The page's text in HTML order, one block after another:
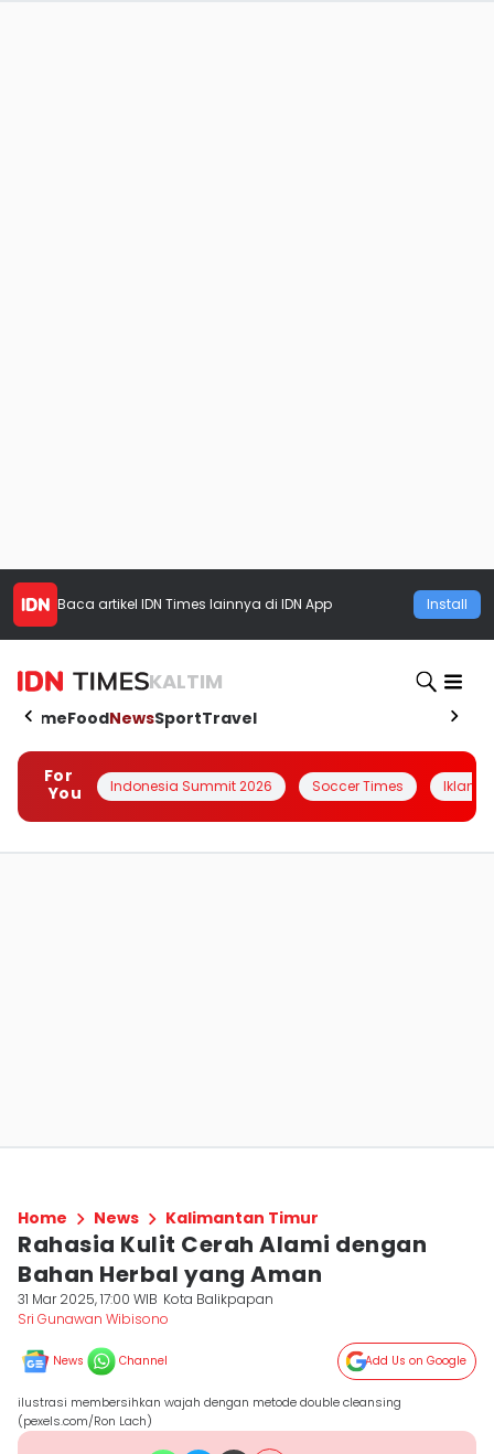
Baca artikel IDN Times lainnya di IDN App Install
KALTIM
HomeFoodNewsSportTravel
For
You
Indonesia Summit 2026 Soccer Times Iklanin
Home News Kalimantan Timur
Rahasia Kulit Cerah Alami dengan
Bahan Herbal yang Aman
31 Mar 2025, 17:00 WIB Kota Balikpapan
Sri Gunawan Wibisono
News Channel Add Us on Google
ilustrasi membersihkan wajah dengan metode double cleansing
(pexels.com/Ron Lach)